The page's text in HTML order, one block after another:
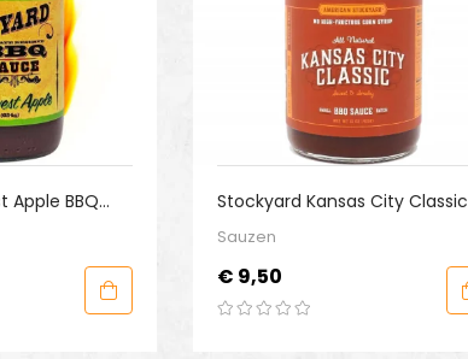
Apple BBQ
Stockyard Kansas City Classic
BBQ Sauce
Sauzen
Prijs
€ 9,50